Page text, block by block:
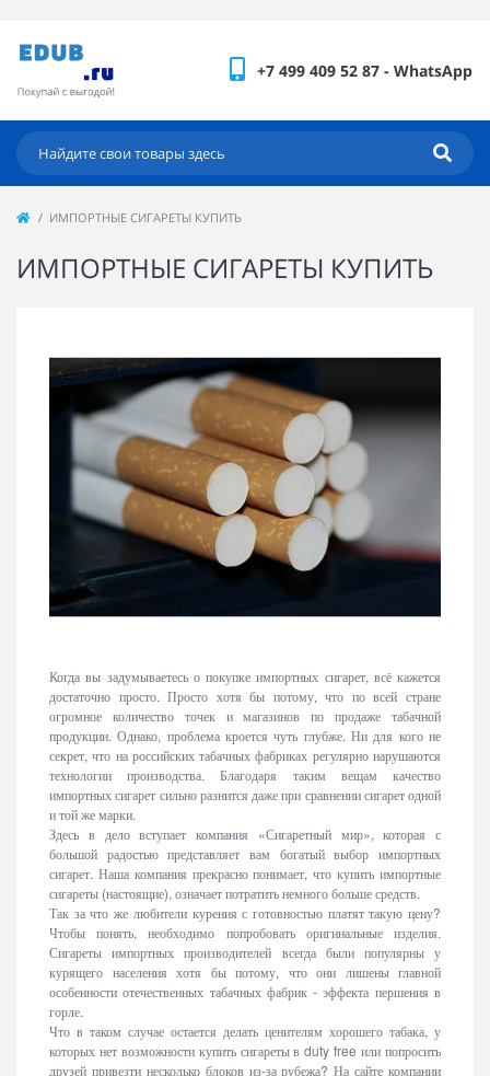
+7 499 409 52 87 - WhatsApp
ИМПОРТНЫЕ СИГАРЕТЫ КУПИТЬ
ИМПОРТНЫЕ СИГАРЕТЫ КУПИТЬ
Когда вы задумываетесь о покупке импортных сигарет, всё кажется
достаточно просто. Просто хотя бы потому, что по всей стране
огромное количество точек и магазинов по продаже табачной
продукции. Однако, проблема кроется чуть глубже. Ни для кого не
секрет, что на российских табачных фабриках регулярно нарушаются
технологии производства. Благодаря таким вещам качество
импортных сигарет сильно разнится даже при сравнении сигарет одной
и той же марки.
Здесь в дело вступает компания «Сигаретный мир», которая с
большой радостью представляет вам богатый выбор импортных
сигарет. Наша компания прекрасно понимает, что купить импортные
сигареты (настоящие), означает потратить немного больше средств.
Так за что же любители курения с готовностью платят такую цену?
Чтобы понять, необходимо попробовать оригинальные изделия.
Сигареты импортных производителей всегда были популярны у
курящего населения хотя бы потому, что они лишены главной
особенности отечественных табачных фабрик - эффекта першения в
горле.
Что в таком случае остается делать ценителям хорошего табака, у
которых нет возможности купить сигареты в duty free или попросить
друзей привезти несколько блоков из-за рубежа? На сайте компании